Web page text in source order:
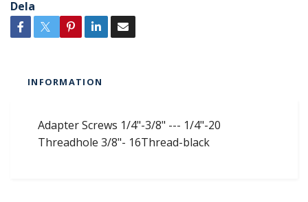
Dela
INFORMATION
Adapter Screws 1/4"-3/8" --- 1/4"-20
Threadhole 3/8"- 16Thread-black